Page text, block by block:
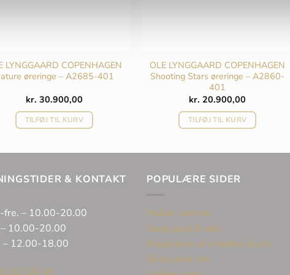
LYNGGAARD COPENHAGEN
øreringe – A2685-401
kr. 30.900,00
TILFØJ TIL KURV
OLE LYNGGAARD COPENHAGEN
Shooting Stars øreringe – A2860-
401
kr. 20.900,00
TILFØJ TIL KURV
& KONTAKT
fre. – 10.00-20.00
10.00-20.00
– 12.00-18.00
62 06 45
POPULÆRE SIDER
Huller i ørerne
Sælg guld & sølv
Reparation af smykker & ure
Eksklusive ure